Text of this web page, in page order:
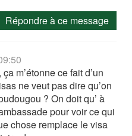
Répondre à ce message
m’étonne ce fait d’un
ne veut pas dire qu’on
? On doit qu’ à
pour voir ce qui
chose remplace le visa